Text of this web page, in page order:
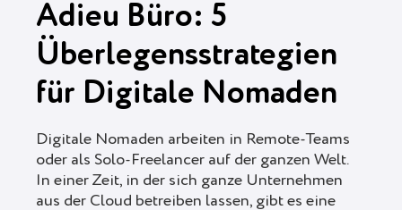
Adieu Büro: 5
Überlegensstrategien
für Digitale Nomaden
Digitale Nomaden arbeiten in Remote-Teams
oder als Solo-Freelancer auf der ganzen Welt.
In einer Zeit, in der sich ganze Unternehmen
aus der Cloud betreiben lassen, gibt es eine